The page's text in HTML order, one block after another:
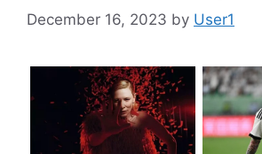
December 16, 2023 by User1